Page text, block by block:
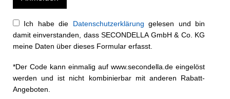
Ich habe die Datenschutzerklärung gelesen und bin
damit einverstanden, dass SECONDELLA GmbH & Co. KG
meine Daten über dieses Formular erfasst.
*Der Code kann einmalig auf www.secondella.de eingelöst
werden und ist nicht kombinierbar mit anderen Rabatt-
Angeboten.